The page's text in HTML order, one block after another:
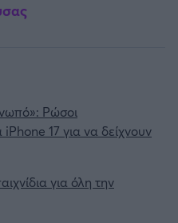
Ρώσοι
17 για να δείχνουν
για όλη την